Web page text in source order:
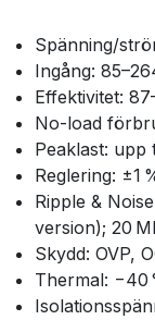
Spänning/
Ingång:
Effektivitet:
No-load
Peaklast: upp
Reglering: ±1
Ripple &
version); 20
Skydd: OVP,
Thermal: −40